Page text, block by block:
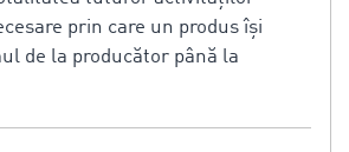
prin care un produs îşi
de la producător până la